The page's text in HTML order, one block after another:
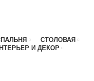
СТОЛОВАЯ
И ДЕКОР